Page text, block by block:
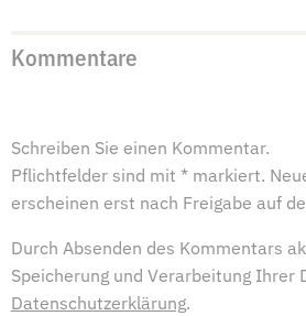
Kommentare
Schreiben Sie einen Kommentar.
Pflichtfelder sind mit * markiert.
erscheinen erst nach Freigabe auf
Durch Absenden des Kommentars
Speicherung und Verarbeitung Ihrer
Datenschutzerklärung.